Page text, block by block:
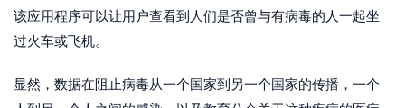
该应用程序可以让用户查看到人们是否曾与有病毒的人一起坐
过火车或飞机。
显然，数据在阻止病毒从一个国家到另一个国家的传播，一个